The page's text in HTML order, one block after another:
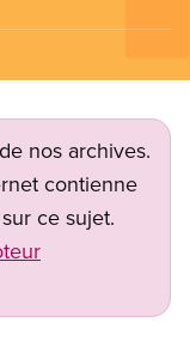
nos archives.
contienne
ce sujet.